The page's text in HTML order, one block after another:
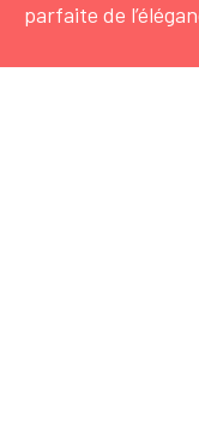
parfaite de